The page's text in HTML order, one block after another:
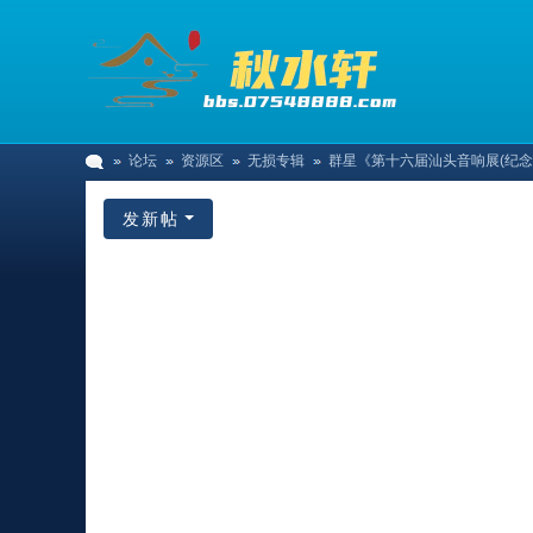
论坛 资源区 无损专辑 群星《第十六届汕头音响展(纪
发新帖